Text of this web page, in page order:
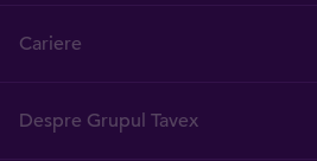
Cariere
Despre Grupul Tavex